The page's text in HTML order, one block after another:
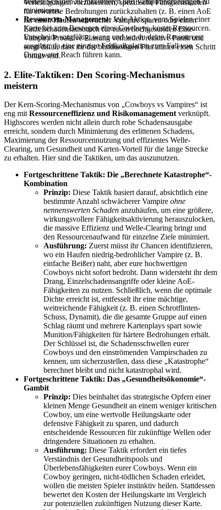
minimieren.
Ressourcen-Management:Jede Aktion, vom Spielen einer
Karte bis zum Bewegen eines Cowboys, kostet Ressourcen.
Entscheide sorgfältig, wann und wo du deine Ressourcen
ausgibst, da eine einzige Fehlkalkulation zum Fall von
Dungwater Reach führen kann.
Verteidigungen vorzubereiten, spezifische Fähigkeitskarten
für erwartete Bedrohungen zurückzuhalten (z. B. einen AoE
für einen Haufen schwacher Vampire sparen oder einen
Einzelschadensausbruch für einen hochgesunden Elite-
Vampir). Proaktive Planung verhindert reaktive Panik und
sorgt dafür, dass ihr der blutdurstigen Flut immer einen Schritt
voraus seid.
2. Elite-Taktiken: Den Scoring-Mechanismus
meistern
Der Kern-Scoring-Mechanismus von „Cowboys vs Vampires“ ist
eng mit Ressourceneffizienz und Risikomanagement verknüpft.
Highscores werden nicht allein durch rohe Schadensausgabe
erreicht, sondern durch Minimierung des erlittenen Schadens,
Maximierung der Ressourcennutzung und effizientes Welle-
Clearing, um Gesundheit und Karten-Vorteil für die lange Strecke
zu erhalten. Hier sind die Taktiken, um das auszunutzen.
Fortgeschrittene Taktik: Die „Berechnete Katastrophe“-
Kombination
Prinzip: Diese Taktik basiert darauf, absichtlich eine
bestimmte Anzahl schwächerer Vampire ohne
nennenswerten Schaden anzuhäufen, um eine größere,
wirkungsvollere Fähigkeitsaktivierung herauszulocken,
die massive Effizienz und Welle-Clearing bringt und
den Ressourcenaufwand für einzelne Ziele minimiert.
Ausführung: Zuerst müsst ihr Chancen identifizieren,
wo ein Haufen niedrig-bedrohlicher Vampire (z. B.
einfache Beißer) naht, aber eure hochwertigen
Cowboys nicht sofort bedroht. Dann widersteht ihr dem
Drang, Einzelschadensangriffe oder kleine AoE-
Fähigkeiten zu nutzen. Schließlich, wenn die optimale
Dichte erreicht ist, entfesselt ihr eine mächtige,
weitreichende Fähigkeit (z. B. einen Schrotflinten-
Schuss, Dynamit), die die gesamte Gruppe auf einen
Schlag räumt und mehrere Kartenplays spart sowie
Munition/Fähigkeiten für härtere Bedrohungen erhält.
Der Schlüssel ist, die Schadensschwellen eurer
Cowboys und den einströmenden Vampirschaden zu
kennen, um sicherzustellen, dass diese „Katastrophe“
berechnet bleibt und nicht katastrophal wird.
Fortgeschrittene Taktik: Das „Gesundheitsökonomie“-
Gambit
Prinzip: Dies beinhaltet das strategische Opfern einer
kleinen Menge Gesundheit an einem weniger kritischen
Cowboy, um eine wertvolle Heilungskarte oder
defensive Fähigkeit zu sparen, und dadurch
entscheidende Ressourcen für zukünftige Wellen oder
dringendere Situationen zu erhalten.
Ausführung: Diese Taktik erfordert ein tiefes
Verständnis der Gesundheitspools und
Überlebensfähigkeiten eurer Cowboys. Wenn ein
Cowboy geringen, nicht-tödlichen Schaden erleidet,
wollen die meisten Spieler instinktiv heilen. Stattdessen
bewertet den Kosten der Heilungskarte im Vergleich
zur potenziellen zukünftigen Nutzung dieser Karte.